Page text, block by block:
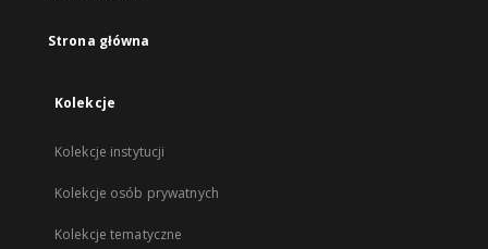
Strona główna
Kolekcje
Kolekcje instytucji
Kolekcje osób prywatnych
Kolekcje tematyczne